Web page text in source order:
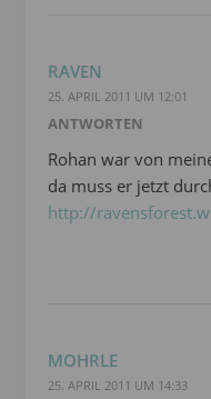
RAVEN
25. APRIL 2011 UM 12:01
ANTWORTEN
Rohan war von
da muss er jetzt
http://
MOHRLE
25. APRIL 2011 UM 14:33